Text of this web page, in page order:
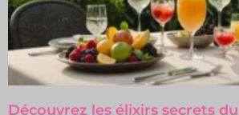
Découvrez les élixirs secrets